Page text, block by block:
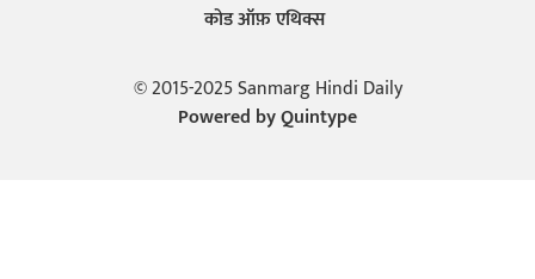
कोड ऑफ़ एथिक्स
© 2015-2025 Sanmarg Hindi Daily
Powered byQuintype